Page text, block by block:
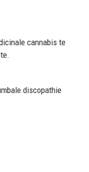
cannabis te
discopathie